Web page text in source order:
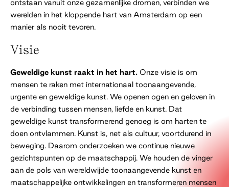
ontstaan vanuit onze gezamenlijke dromen, verbinden we
werelden in het kloppende hart van Amsterdam op een
manier als nooit tevoren.
Visie
Geweldige kunst raakt in het hart. Onze visie is om
mensen te raken met internationaal toonaangevende,
urgente en geweldige kunst. We openen ogen en geloven in
de verbinding tussen mensen, liefde en kunst. Dat
geweldige kunst transformerend genoeg is om harten te
doen ontvlammen. Kunst is, net als cultuur, voortdurend in
beweging. Daarom onderzoeken we continue nieuwe
gezichtspunten op de maatschappij. We houden de vinger
aan de pols van wereldwijde toonaangevende kunst en
maatschappelijke ontwikkelingen en transformeren mensen